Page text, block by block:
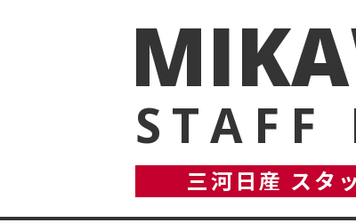
STAFF
三河日産 スタ